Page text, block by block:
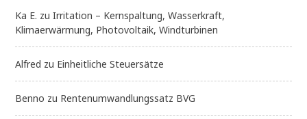
Ka E. zuIrritation – Kernspaltung, Wasserkraft,
Klimaerwärmung, Photovoltaik, Windturbinen
Alfred zu Einheitliche Steuersätze
Benno zu Rentenumwandlungssatz BVG